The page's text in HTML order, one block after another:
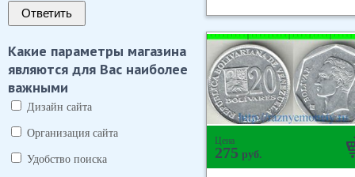
Ответить
Какие параметры магазина
являются для Вас наиболее
важными
Дизайн сайта
Организация сайта
Удобство поиска
Цена
275 руб.